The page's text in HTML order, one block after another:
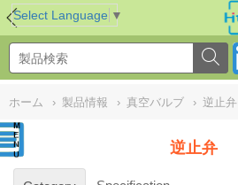
Select Language ▼
ホーム › 製品情報 › 真空バルブ › 逆止弁
逆止弁
NULL//